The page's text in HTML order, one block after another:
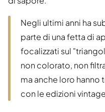
Negli ultimi anni ha
parte di una fetta di
focalizzati sul
non colorato, non
ma anche loro hanno
con le edizioni